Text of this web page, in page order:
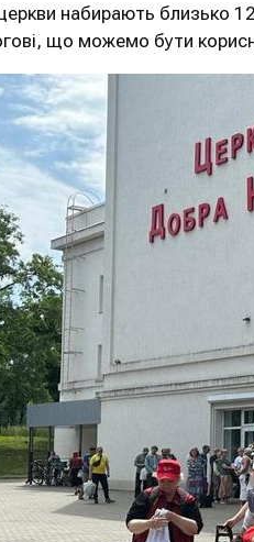
набирають близько 12
що можемо бути